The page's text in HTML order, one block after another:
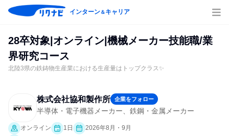
インターン＆キャリア
28卒対象|オンライン|機械メーカー技能職/業
界研究コース
北陸3県の鉄鋳物生産業における生産量はトップクラス✨
株式会社協和製作所 企業をフォロー
半導体・電子機器メーカー、鉄鋼・金属メーカー
オンライン 1日
2026年8月・9月